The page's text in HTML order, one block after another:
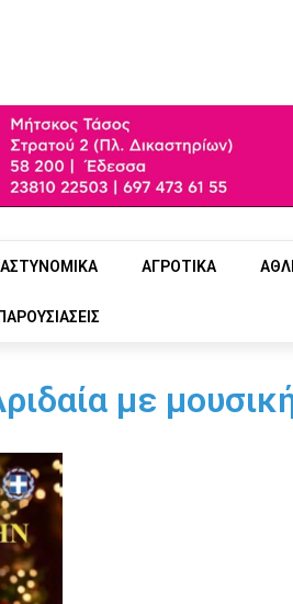
ΑΣΤΥΝΟΜΙΚΑ ΑΓΡΟΤΙΚΑ
με